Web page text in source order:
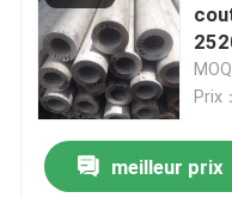
Prix
meilleur prix